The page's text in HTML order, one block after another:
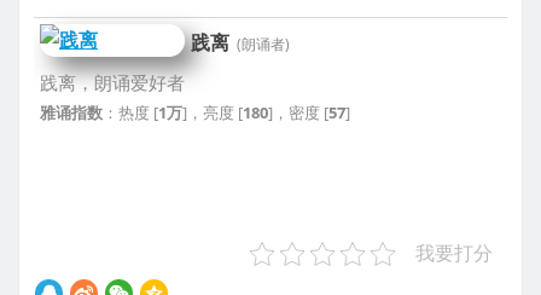
践离 (朗诵者)
践离，朗诵爱好者
雅诵指数 ：热度 [1万]，亮度 [180]，密度 [57]
我要打分